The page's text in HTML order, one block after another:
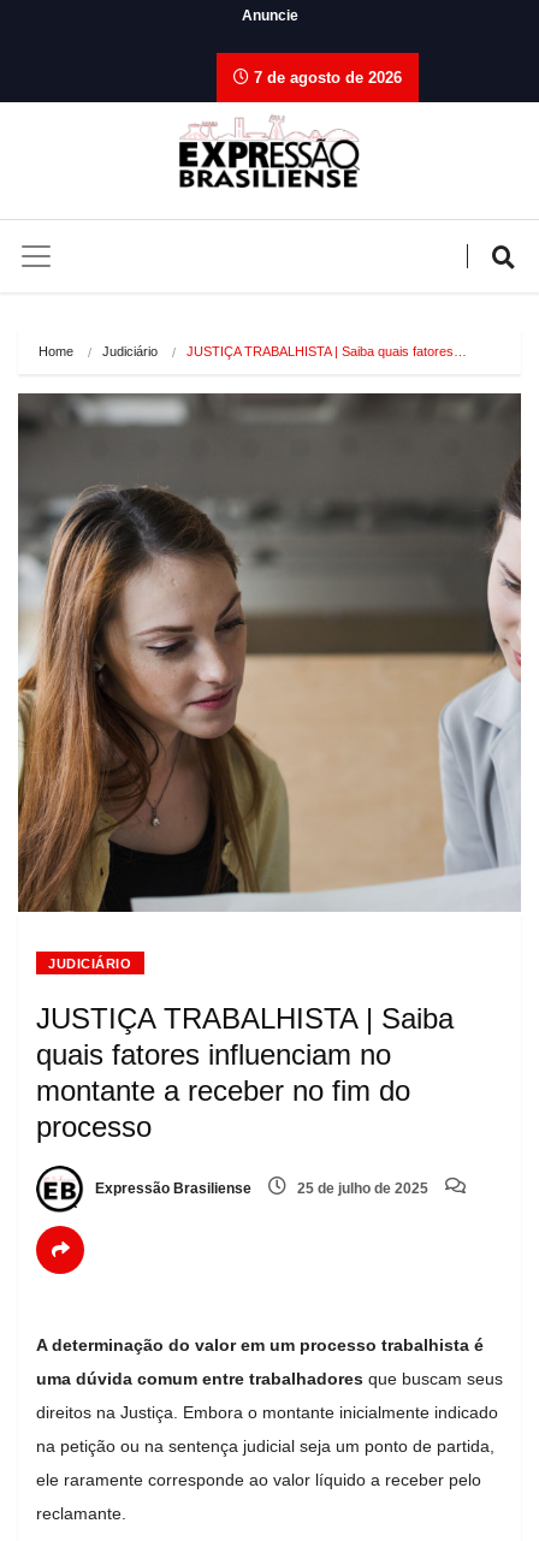
Anuncie
7 de agosto de 2026
Home Judiciário JUSTIÇA TRABALHISTA | Saiba quais fatores…
JUDICIÁRIO
JUSTIÇA TRABALHISTA | Saiba
quais fatores influenciam no
montante a receber no fim do
processo
Expressão Brasiliense 25 de julho de 2025
A determinação do valor em um processo trabalhista é
uma dúvida comum entre trabalhadores que buscam seus
direitos na Justiça. Embora o montante inicialmente indicado
na petição ou na sentença judicial seja um ponto de partida,
ele raramente corresponde ao valor líquido a receber pelo
reclamante.